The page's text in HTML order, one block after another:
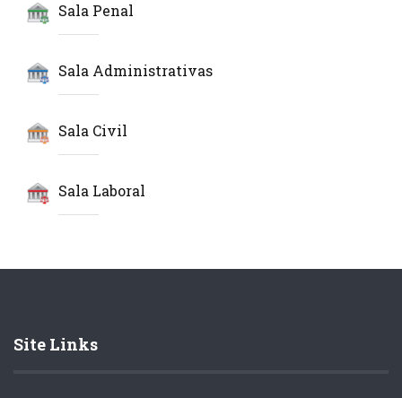
Sala Penal
Sala Administrativas
Sala Civil
Sala Laboral
Site Links